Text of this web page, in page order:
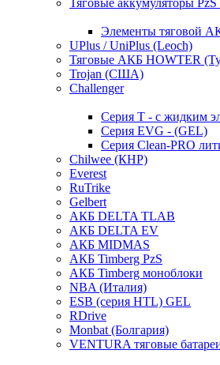
Тяговые аккумуляторы PzS
Элементы тяговой
UPlus / UniPlus (Leoch)
Тяговые АКБ HOWTER
Trojan (США)
Challenger
Серия T - с жидким
Серия EVG - (GEL)
Серия Clean-PRO
Chilwee (КНР)
Everest
RuTrike
Gelbert
АКБ DELTA TLAB
АКБ DELTA EV
АКБ MIDMAS
АКБ Timberg PzS
АКБ Timberg моноблоки
NBA (Италия)
ESB (серия HTL) GEL
RDrive
Monbat (Болгария)
VENTURA тяговые